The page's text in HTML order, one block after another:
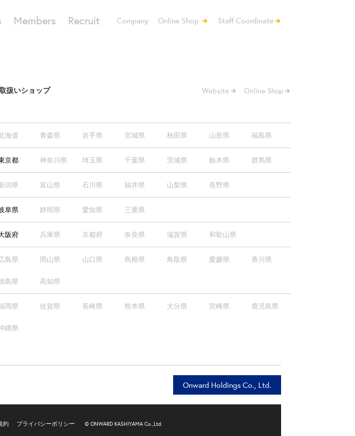
Company Online Shop Staff Coordinate
Members Recruit
扱いショップ Website Online Shop
海道 青森県 岩手県 宮城県 秋田県 山形県 福島県
京都 神奈川県 埼玉県 千葉県 茨城県 栃木県 群馬県
潟県 富山県 石川県 福井県 山梨県 長野県
阜県 静岡県 愛知県 三重県
阪府 兵庫県 京都府 奈良県 滋賀県 和歌山県
島県 岡山県 山口県 島根県 鳥取県 愛媛県 香川県
島県 高知県
岡県 佐賀県 長崎県 熊本県 大分県 宮崎県 鹿児島県
縄県
Onward Holdings Co., Ltd.
約 プライバシーポリシー © ONWARD KASHIYAMA Co.,Ltd.